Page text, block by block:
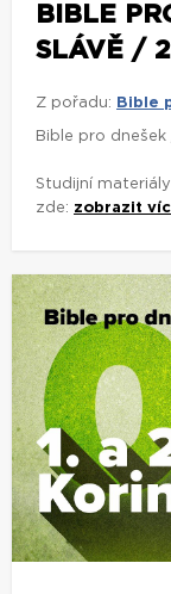
BIBLE
SLÁVĚ /
Z pořadu: Bible
Bible pro
Studijní
zde: zobrazit